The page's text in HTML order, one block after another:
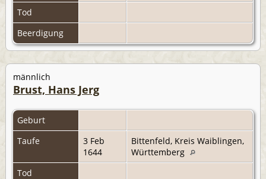
Tod
Beerdigung
männlich
Brust, Hans Jerg
Geburt
Taufe
3 Feb
1644
Bittenfeld, Kreis Waiblingen,
Württemberg
Tod